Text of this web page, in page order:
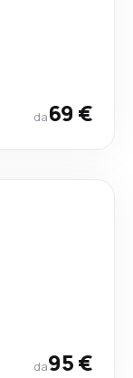
da69 €
da95 €